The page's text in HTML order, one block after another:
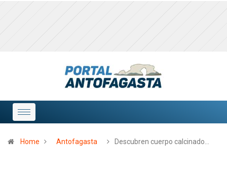
Home Antofagasta Descubren cuerpo calcinado…